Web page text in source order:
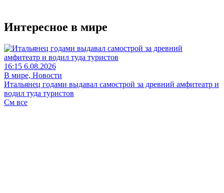
Интересное в мире
16:15 6.08.2026
В мире, Новости
Итальянец годами выдавал самострой за древний амфитеатр и
водил туда туристов
См все